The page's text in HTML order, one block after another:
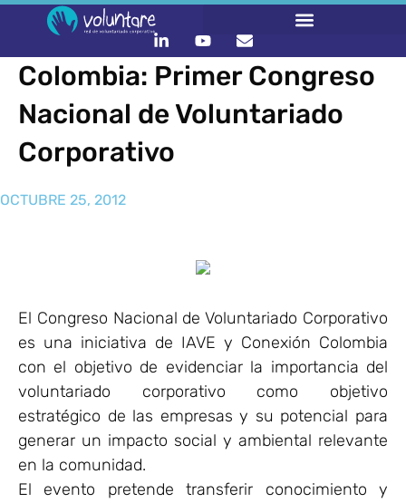
Colombia: Primer Congreso
Nacional de Voluntariado
Corporativo
OCTUBRE 25, 2012
El Congreso Nacional de Voluntariado Corporativo
es una iniciativa de IAVE y Conexión Colombia
con el objetivo de evidenciar la importancia del
voluntariado corporativo como objetivo
estratégico de las empresas y su potencial para
generar un impacto social y ambiental relevante
en la comunidad.
El evento pretende transferir conocimiento y